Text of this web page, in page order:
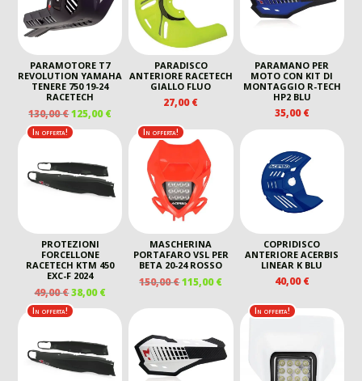
PARAMOTORE T7
REVOLUTION YAMAHA
TENERE 750 19-24
RACETECH
130,00€IL
PREZZO
ORIGINALE
130,00 €.
125,00€IL
PREZZO
ATTUALE
125,00 €.
PARADISCO
ANTERIORE RACETECH
GIALLO FLUO
27,00€
PARAMANO PER
MOTO CON KIT DI
MONTAGGIO R-TECH
HP2 BLU
35,00€
In offerta!
PROTEZIONI
FORCELLONE
RACETECH KTM 450
EXC-F 2024
49,00€IL
PREZZO
ORIGINALE
49,00 €.
38,00€IL
PREZZO
ATTUALE
38,00 €.
In offerta!
MASCHERINA
PORTAFARO VSL PER
BETA 20-24 ROSSO
150,00€IL
ORIGINALE
150,00 €.
115,00€IL
ATTUALE
115,00 €.
COPRIDISCO
ANTERIORE ACERBIS
LINEAR K BLU
40,00€
In offerta! In offerta!